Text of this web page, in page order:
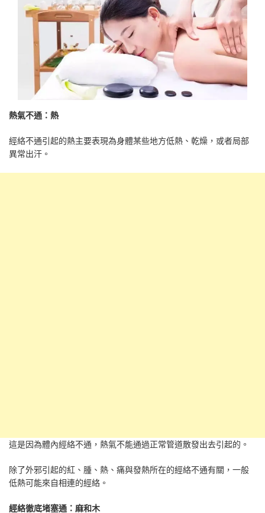
熱氣不通：熱
經絡不通引起的熱主要表現為身體某些地方低熱、乾燥，或者局部
異常出汗。
這是因為體內經絡不通，熱氣不能通過正常管道散發出去引起的。
除了外邪引起的紅、腫、熱、痛與發熱所在的經絡不通有關，一般
低熱可能來自相連的經絡。
經絡徹底堵塞通：麻和木